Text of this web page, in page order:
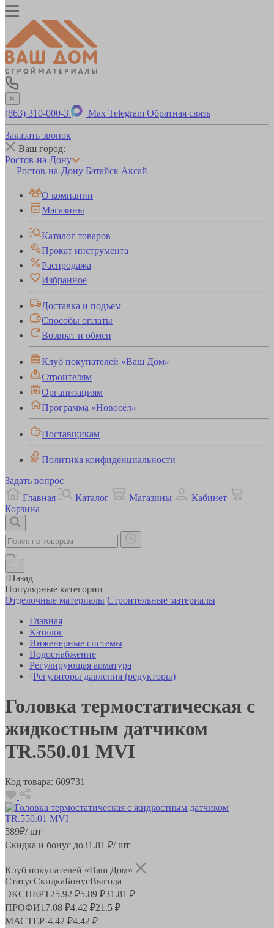
×
(863) 310-000-3 Max Telegram Обратная связь
Заказать звонок
Ваш город:
Ростов-на-Дону
Ростов-на-Дону Батайск Аксай
О компании
Магазины
Каталог товаров
Прокат инструмента
Распродажа
Избранное
Доставка и подъем
Способы оплаты
Возврат и обмен
Клуб покупателей «Ваш Дом»
Строителям
Организациям
Программа «Новосёл»
Поставщикам
Политика конфиденциальности
Задать вопрос
Главная
Каталог Магазины
Кабинет
Корзина
Назад
Популярные категории
Отделочные материалы Строительные материалы
Главная
Каталог
Инженерные системы
Водоснабжение
Регулирующая арматура
Регуляторы давления (редукторы)
Головка термостатическая с
жидкостным датчиком
TR.550.01 MVI
Код товара: 609731
589₽/ шт
Скидка и бонус до31.81 ₽/ шт
Клуб покупателей «Ваш Дом»
СтатусСкидкаБонусВыгода
ЭКСПЕРТ25.92 ₽5.89 ₽31.81 ₽
ПРОФИ17.08 ₽4.42 ₽21.5 ₽
МАСТЕР-4.42 ₽4.42 ₽